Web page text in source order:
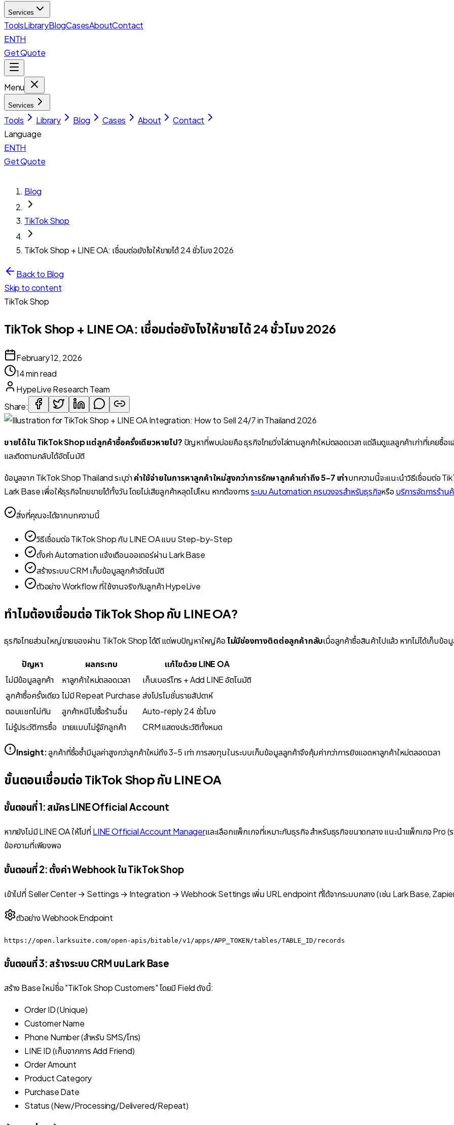
Services
ToolsLibraryBlogCasesAboutContact
ENTH
Get Quote
Menu
Services
Tools Library Blog Cases About
Contact
Language
ENTH
Get Quote
Blog
TikTok Shop
TikTok Shop + LINE OA: เชื่อมต่อยังไงให้ขายได้ 24 ชั่วโมง 2026
Back to Blog
Skip to content
TikTok Shop
TikTok Shop + LINE OA: เชื่อมต่อยังไงให้ขายได้ 24 ชั่วโมง 2026
February 12, 2026
14 min read
HypeLive Research Team
Share:
ขายได้ใน TikTok Shop แต่ลูกค้าซื้อครั้งเดียวหายไป? ปัญหาที่พบบ่อยคือ ธุรกิจไทยวิ่งไล่ตามลูกค้าใหม่ตลอดเวลา แต่ลืมดูแลลูกค้าเก่าที่เคยซื้อแ
และติดตามกลับได้อัตโนมัติ
ข้อมูลจาก TikTok Shop Thailand ระบุว่าค่าใช้จ่ายในการหาลูกค้าใหม่สูงกว่าการรักษาลูกค้าเก่าถึง 5-7 เท่าบทความนี้จะแนะนำวิธีเชื่อมต่อ
Lark Base เพื่อให้ธุรกิจไทยขายได้ทั้งวัน โดยไม่เสียลูกค้าหลุดไปไหน หากต้องการระบบ Automation ครบวงจรสำหรับธุรกิจหรือ บริการจัดการร้าน
สิ่งที่คุณจะได้จากบทความนี้
วิธีเชื่อมต่อ TikTok Shop กับ LINE OA แบบ Step-by-Step
ตั้งค่า Automation แจ้งเตือนออเดอร์ผ่าน Lark Base
สร้างระบบ CRM เก็บข้อมูลลูกค้าอัตโนมัติ
ตัวอย่าง Workflow ที่ใช้งานจริงกับลูกค้า HypeLive
ทำไมต้องเชื่อมต่อ TikTok Shop กับ LINE OA?
ธุรกิจไทยส่วนใหญ่ขายของผ่าน TikTok Shop ได้ดี แต่พบปัญหาใหญ่คือไม่มีช่องทางติดต่อลูกค้ากลับเมื่อลูกค้าซื้อสินค้าไปแล้ว หากไม่ได้เก็บข้อมู
ปัญหา ผลกระทบ
แก้ไขด้วย LINE OA
ไม่มีข้อมูลลูกค้า
หาลูกค้าใหม่ตลอดเวลา
เก็บเบอร์โทร + Add LINE อัตโนมัติ
ลูกค้าซื้อครั้งเดียว ไม่มี Repeat Purchase ส่งโปรโมชั่นรายสัปดาห์
ตอบแชทไม่ทัน
ลูกค้าหนีไปซื้อร้านอื่น
Auto-reply 24 ชั่วโมง
ไม่รู้ประวัติการซื้อ ขายแบบไม่รู้จักลูกค้า CRM แสดงประวัติทั้งหมด
Insight:ลูกค้าที่ซื้อซ้ำมีมูลค่าสูงกว่าลูกค้าใหม่ถึง 3-5 เท่า การลงทุนในระบบเก็บข้อมูลลูกค้าจึงคุ้มค่ากว่าการยิงแอดหาลูกค้าใหม่ตลอดเวลา
ขั้นตอนเชื่อมต่อ TikTok Shop กับ LINE OA
ขั้นตอนที่ 1: สมัคร LINE Official Account
หากยังไม่มี LINE OA ให้ไปที่LINE Official Account Managerและเลือกแพ็กเกจที่เหมาะกับธุรกิจ สำหรับธุรกิจขนาดกลาง แนะนำแพ็กเกจ Pro
ข้อความที่เพียงพอ
ขั้นตอนที่ 2: ตั้งค่า Webhook ใน TikTok Shop
เข้าไปที่ Seller Center → Settings → Integration → Webhook Settings เพิ่ม URL endpoint ที่ได้จากระบบกลาง (เช่น Lark Base,
ตัวอย่าง Webhook Endpoint
https://open.larksuite.com/open-apis/bitable/v1/apps/APP_TOKEN/tables/TABLE_ID/records
ขั้นตอนที่ 3: สร้างระบบ CRM บน Lark Base
สร้าง Base ใหม่ชื่อ "TikTok Shop Customers" โดยมี Field ดังนี้:
Order ID (Unique)
Customer Name
Phone Number (สำหรับ SMS/โทร)
LINE ID (เก็บจากการ Add Friend)
Order Amount
Product Category
Purchase Date
Status (New/Processing/Delivered/Repeat)